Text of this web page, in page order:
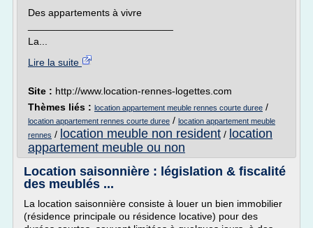
Des appartements à vivre
La...
Lire la suite
Site : http://www.location-rennes-logettes.com
Thèmes liés : location appartement meuble rennes courte duree /
location appartement rennes courte duree / location appartement meuble
rennes / location meuble non resident / location
appartement meuble ou non
Location saisonnière : législation & fiscalité
des meublés ...
La location saisonnière consiste à louer un bien immobilier
(résidence principale ou résidence locative) pour des